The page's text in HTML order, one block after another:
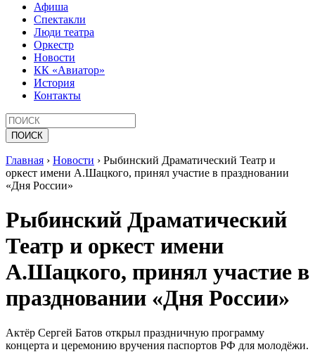
Афиша
Спектакли
Люди театра
Оркестр
Новости
КК «Авиатор»
История
Контакты
Главная › Новости › Рыбинский Драматический Театр и
оркест имени А.Шацкого, принял участие в праздновании
«Дня России»
Рыбинский Драматический
Театр и оркест имени
А.Шацкого, принял участие в
праздновании «Дня России»
Актёр Сергей Батов открыл праздничную программу
концерта и церемонию вручения паспортов РФ для молодёжи.